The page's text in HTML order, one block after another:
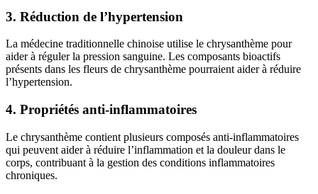
3. Réduction de l’hypertension
La médecine traditionnelle chinoise utilise le chrysanthème pour
aider à réguler la pression sanguine. Les composants bioactifs
présents dans les fleurs de chrysanthème pourraient aider à réduire
l’hypertension.
4. Propriétés anti-inflammatoires
Le chrysanthème contient plusieurs composés anti-inflammatoires
qui peuvent aider à réduire l’inflammation et la douleur dans le
corps, contribuant à la gestion des conditions inflammatoires
chroniques.